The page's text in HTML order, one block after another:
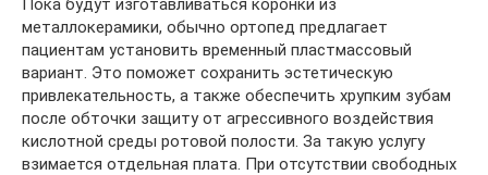
металлокерамики, обычно ортопед предлагает
пациентам установить временный пластмассовый
вариант. Это поможет сохранить эстетическую
привлекательность, а также обеспечить хрупким зубам
после обточки защиту от агрессивного воздействия
кислотной среды ротовой полости. За такую услугу
взимается отдельная плата. При отсутствии свободных